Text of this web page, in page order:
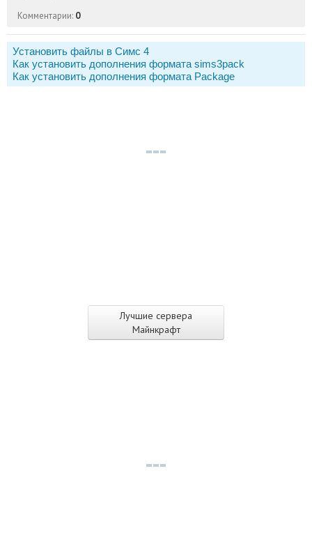
Лучшие сервера
Майнкрафт
Комментарии: 0
Установить файлы в Симс 4
Как установить дополнения формата sims3pack
Как установить дополнения формата Package